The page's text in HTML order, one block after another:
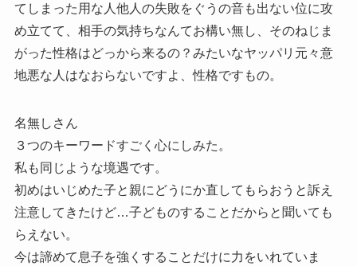
てしまった用な人他人の失敗をぐうの音も出ない位に攻
め立てて、相手の気持ちなんてお構い無し、そのねじま
がった性格はどっから来るの？みたいなヤッパリ元々意
地悪な人はなおらないですよ、性格ですもの。
名無しさん
３つのキーワードすごく心にしみた。
私も同じような境遇です。
初めはいじめた子と親にどうにか直してもらおうと訴え
注意してきたけど…子どものすることだからと聞いても
らえない。
今は諦めて息子を強くすることだけに力をいれていま